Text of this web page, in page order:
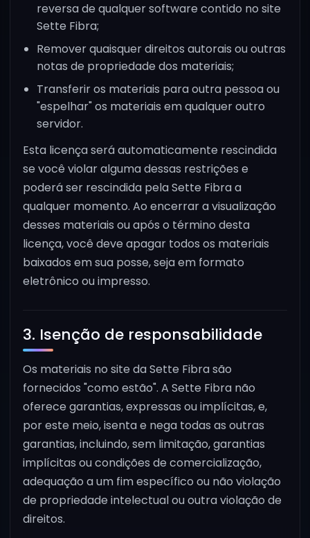
reversa de qualquer software contido no site
Sette Fibra;
Remover quaisquer direitos autorais ou outras
notas de propriedade dos materiais;
Transferir os materiais para outra pessoa ou
"espelhar" os materiais em qualquer outro
servidor.
Esta licença será automaticamente rescindida
se você violar alguma dessas restrições e
poderá ser rescindida pela Sette Fibra a
qualquer momento. Ao encerrar a visualização
desses materiais ou após o término desta
licença, você deve apagar todos os materiais
baixados em sua posse, seja em formato
eletrônico ou impresso.
3. Isenção de responsabilidade
Os materiais no site da Sette Fibra são
fornecidos "como estão". A Sette Fibra não
oferece garantias, expressas ou implícitas, e,
por este meio, isenta e nega todas as outras
garantias, incluindo, sem limitação, garantias
implícitas ou condições de comercialização,
adequação a um fim específico ou não violação
de propriedade intelectual ou outra violação de
direitos.